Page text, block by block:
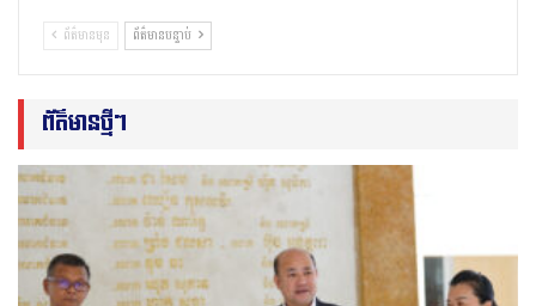
ព័ត៌មានមុន ព័ត៌មានបន្ទាប់
ព័ត៌មានថ្មីៗ